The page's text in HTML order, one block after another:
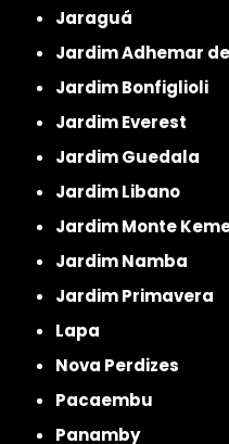
Jaraguá
Jardim Adhemar
Jardim Bonfiglioli
Jardim Everest
Jardim Guedala
Jardim Libano
Jardim Monte
Jardim Namba
Jardim Primavera
Lapa
Nova Perdizes
Pacaembu
Panamby